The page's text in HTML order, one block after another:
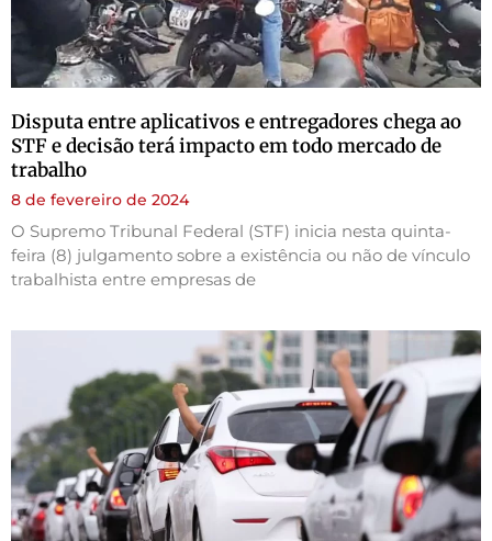
Disputa entre aplicativos e entregadores chega ao
STF e decisão terá impacto em todo mercado de
trabalho
8 de fevereiro de 2024
O Supremo Tribunal Federal (STF) inicia nesta quinta-
feira (8) julgamento sobre a existência ou não de vínculo
trabalhista entre empresas de